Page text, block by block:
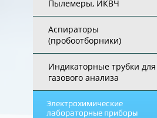
Пылемеры, ИКВЧ
Аспираторы
(пробоотборники)
Индикаторные трубки для
газового анализа
Электрохимические
лабораторные приборы